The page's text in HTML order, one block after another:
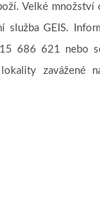
Velké množství
GEIS.
686 621 nebo
zavážené